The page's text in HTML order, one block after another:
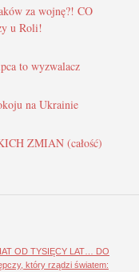
za wojnę?! CO
u Roli!
to wyzwalacz
na Ukrainie
ZMIAN (całość)
OD TYSIĘCY LAT… DO
który rządzi światem: